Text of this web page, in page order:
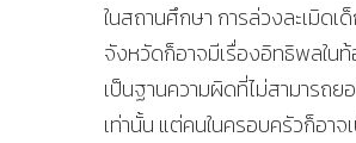
ในสถานศึกษา การล่วงละเมิด
จังหวัดก็อาจมีเรื่องอิทธิพลในท้
เป็นฐานความผิดที่ไม่สามารถย
เท่านั้น แต่คนในครอบครัวก็อา